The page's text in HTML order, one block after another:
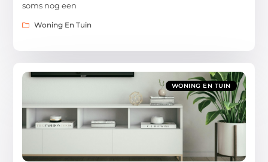
soms nog een
Woning En Tuin
WONING EN TUIN